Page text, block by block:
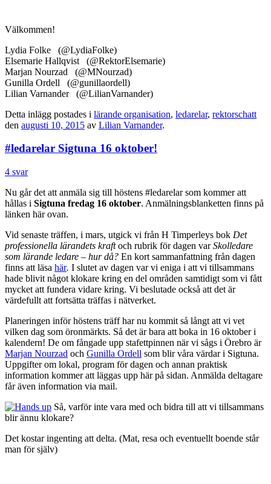
Välkommen!
Lydia Folke (@LydiaFolke)
Elsemarie Hallqvist (@RektorElsemarie)
Marjan Nourzad (@MNourzad)
Gunilla Ordell (@gunillaordell)
Lilian Varnander (@LilianVarnander)
Detta inlägg postades i lärande organisation, ledarelar, rektorschatt
den augusti 10, 2015 av Lilian Varnander.
#ledarelar Sigtuna 16 oktober!
4 svar
Nu går det att anmäla sig till höstens #ledarelar som kommer att
hållas i Sigtuna fredag 16 oktober. Anmälningsblanketten finns på
länken här ovan.
Vid senaste träffen, i mars, utgick vi från H Timperleys bok Det
professionella lärandets kraftoch rubrik för dagen varSkolledare
som lärande ledare – hur då? En kort sammanfattning från dagen
finns att läsa här. I slutet av dagen var vi eniga i att vi tillsammans
hade blivit något klokare kring en del områden samtidigt som vi fått
mycket att fundera vidare kring. Vi beslutade också att det är
värdefullt att fortsätta träffas i nätverket.
Planeringen inför höstens träff har nu kommit så långt att vi vet
vilken dag som öronmärkts. Så det är bara att boka in 16 oktober i
kalendern! De om fångade upp stafettpinnen när vi sågs i Örebro är
Marjan Nourzad och Gunilla Ordell som blir våra värdar i Sigtuna.
Uppgifter om lokal, program för dagen och annan praktisk
information kommer att läggas upp här på sidan. Anmälda deltagare
får även information via mail.
Så, varför inte vara med och bidra till att vi tillsammans
blir ännu klokare?
Det kostar ingenting att delta. (Mat, resa och eventuellt boende står
man för själv)